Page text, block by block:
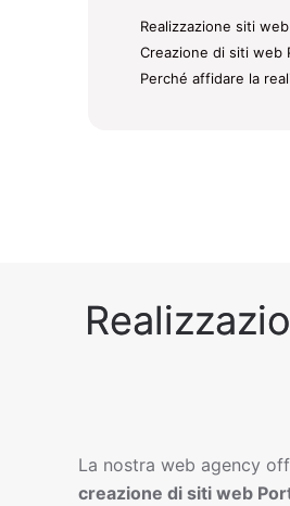
Realizzazione siti
Creazione di siti web
Perché affidare la
La nostra web agency
creazione di siti web